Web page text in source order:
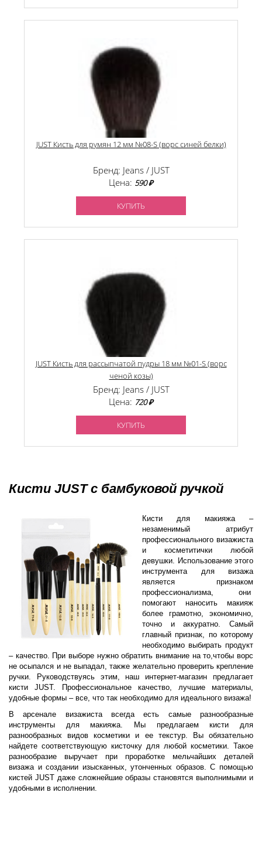
JUST Кисть для румян 12 мм №08-S (ворс синей белки)
Бренд: Jeans / JUST
Цена: 590 ₽
КУПИТЬ
JUST Кисть для рассыпчатой пудры 18 мм №01-S (ворс
ченой козы)
Бренд: Jeans / JUST
Цена: 720 ₽
КУПИТЬ
Кисти JUST с бамбуковой ручкой
Кисти для макияжа –
незаменимый атрибут
профессионального визажиста
и косметитички любой
девушки. Использование этого
инструмента для визажа
является признаком
профессионализма, они
помогают наносить макияж
более грамотно, экономично,
точно и аккуратно. Самый
главный признак, по которому
необходимо выбирать продукт
– качество. При выборе нужно обратить внимание на то,чтобы ворс
не осыпался и не выпадал, также желательно проверить крепление
ручки. Руководствуясь этим, наш интернет-магазин предлагает
кисти JUST. Профессиональное качество, лучшие материалы,
удобные формы – все, что так необходимо для идеального визажа!
В арсенале визажиста всегда есть самые разнообразные
инструменты для макияжа. Мы предлагаем кисти для
разнообразных видов косметики и ее текстур. Вы обязательно
найдете соответствующую кисточку для любой косметики. Такое
разнообразие выручает при проработке мельчайших деталей
визажаи создании изысканных, утонченных образов. С помощью
кистей JUSTдаже сложнейшие образы становятся выполнимыми и
удобными в исполнении.